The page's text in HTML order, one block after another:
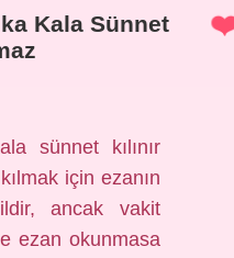
Kala Sünnet
sünnet kılınır
için ezanın
ancak vakit
ezan okunmasa